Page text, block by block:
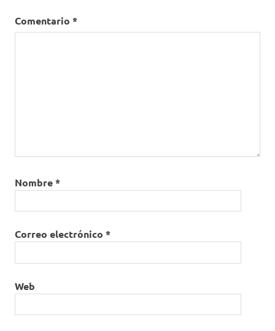
Comentario *
Nombre*
Correo electrónico *
Web